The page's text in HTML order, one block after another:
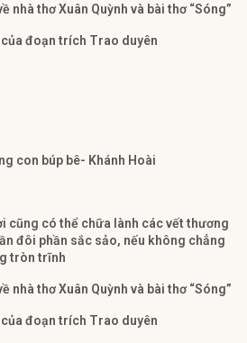
nhà thơ Xuân Quỳnh và bài thơ “Sóng”
của đoạn trích Trao duyên
con búp bê- Khánh Hoài
cũng có thể chữa lành các vết thương
đôi phần sắc sảo, nếu không chẳng
tròn trĩnh
nhà thơ Xuân Quỳnh và bài thơ “Sóng”
của đoạn trích Trao duyên